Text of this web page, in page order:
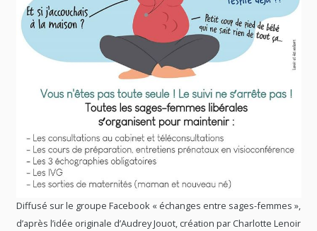
Diffusé sur le groupe Facebook « échanges entre sages-femmes »,
d’après l’idée originale d’Audrey Jouot, création par Charlotte Lenoir